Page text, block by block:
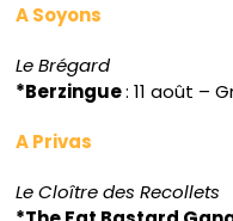
A Soyons
Le Brégard
*Berzingue: 11 août –
A Privas
Le Cloître des Recollets